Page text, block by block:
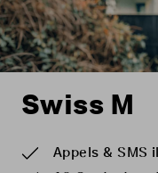
Swiss M
Appels & SMS